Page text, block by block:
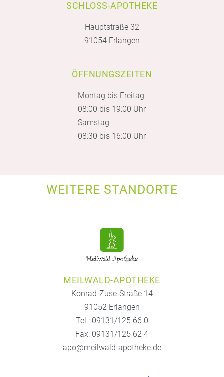
SCHLOSS-APOTHEKE
Hauptstraße 32
91054 Erlangen
ÖFFNUNGSZEITEN
Montag bis Freitag
08:00 bis 19:00 Uhr
Samstag
08:30 bis 16:00 Uhr
WEITERE STANDORTE
MEILWALD-APOTHEKE
Konrad-Zuse-Straße 14
91052 Erlangen
Tel.: 09131/125 66 0
Fax: 09131/125 62 4
apo@meilwald-apotheke.de